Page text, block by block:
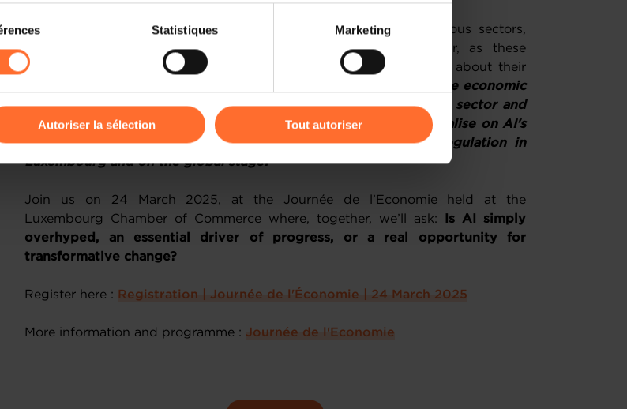
fonctionnalités (ex : lecture de vidéos, partage sur les réseaux
non nécessaires.
Statistiques Marketing
Autoriser la sélection Tout autoriser
AI technologies are reshaping industries and transforming numerous sectors,
with their influence steadily growing in everyday life. However, as these
technologies continue to expand, they also raise critical questions about their
Does AI genuinely drive economic
growth and innovation? Is Luxembourg, with its strong financial sector and
emerging tech ecosystem, well positioned to explore and capitalise on AI's
potential? What does the future hold for AI adoption and regulation in
Luxembourg and on the global stage?
Join us on 24 March 2025, at the Journée de l’Economie held at the
Luxembourg Chamber of Commerce where, together, we’ll ask:
Is AI simply
overhyped, an essential driver of progress, or a real opportunity for
transformative change?
Register here : Registration | Journée de l'Économie | 24 March 2025
More information and programme :Journée de l'Economie